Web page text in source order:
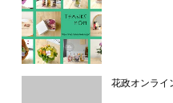
花政オンライ